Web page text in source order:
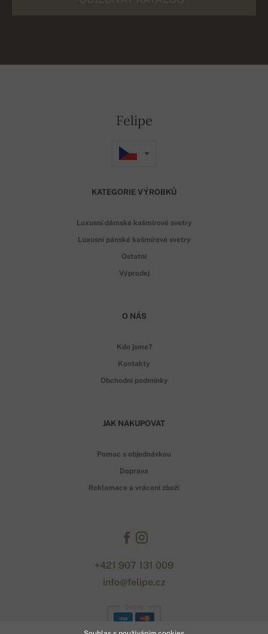
Felipe
KATEGORIE VÝROBKŮ
Luxusní dámské kašmírové svetry
Luxusní pánské kašmírové svetry
Ostatní
Výprodej
O NÁS
Kdo jsme?
Kontakty
Obchodní podmínky
JAK NAKUPOVAT
Pomoc s objednávkou
Doprava
Reklamace a vrácení zboží
+421 907 131 009
info@felipe.cz